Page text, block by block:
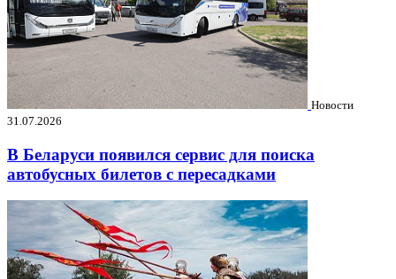
Новости
31.07.2026
В Беларуси появился сервис для поиска
автобусных билетов с пересадками